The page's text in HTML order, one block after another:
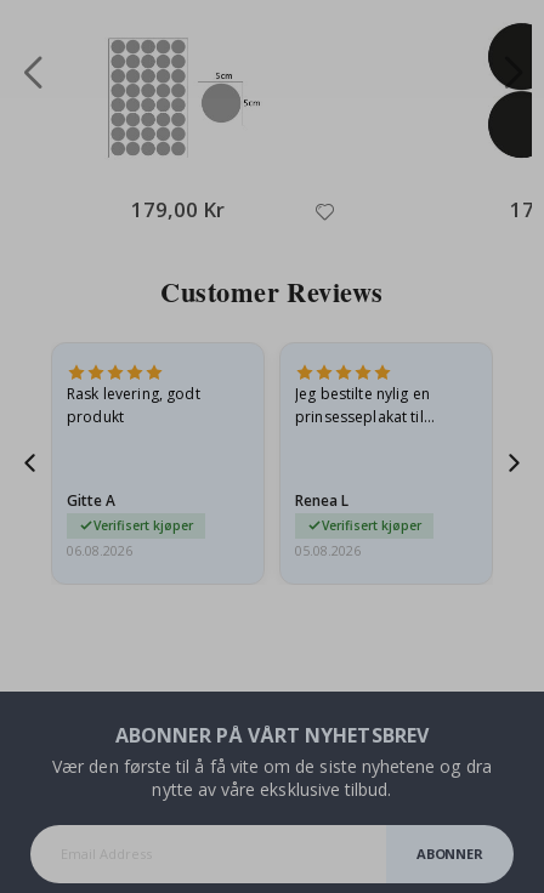
179,00 Kr
Customer Reviews
Rask levering, godt
produkt
Gitte A
Verifisert kjøper
06.08.2026
Jeg bestilte nylig en
prinsesseplakat til
e-post…
Renea L
Verifisert kjøper
05.08.2026
ABONNER PÅ VÅRT NYHETSBREV
Vær den første til å få vite om de siste nyhetene og dra
nytte av våre eksklusive tilbud.
ABONNER